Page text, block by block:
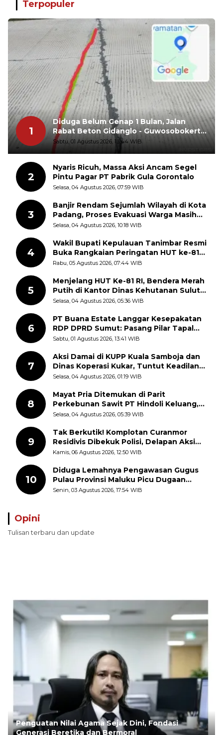
Terpopuler
1
Diduga Belum Genap 1 Bulan, Jalan
Rabat Beton Gidanglo - Guwosobokerto
Sudah Pecah
Sabtu, 01 Agustus 2026, 13:44 WIB
2
Nyaris Ricuh, Massa Aksi Ancam Segel
Pintu Pagar PT Pabrik Gula Gorontalo
Selasa, 04 Agustus 2026, 07:59 WIB
3
Banjir Rendam Sejumlah Wilayah di Kota
Padang, Proses Evakuasi Warga Masih
Berlangsung
Selasa, 04 Agustus 2026, 10:18 WIB
4
Wakil Bupati Kepulauan Tanimbar Resmi
Buka Rangkaian Peringatan HUT ke-81
Kemerdekaan RI, ASN Diajak Perkuat
Rabu, 05 Agustus 2026, 07:44 WIB
5
Menjelang HUT Ke-81 RI, Bendera Merah
Putih di Kantor Dinas Kehutanan Sulut
Disorot Warga
Selasa, 04 Agustus 2026, 05:36 WIB
6
PT Buana Estate Langgar Kesepakatan
RDP DPRD Sumut: Pasang Pilar Tapal
Batas Sepihak Tanpa Libatkan
Sabtu, 01 Agustus 2026, 13:41 WIB
7
Aksi Damai di KUPP Kuala Samboja dan
Dinas Koperasi Kukar, Tuntut Keadilan
dan Kesempatan Kerja yang Adil
Selasa, 04 Agustus 2026, 01:19 WIB
8
Mayat Pria Ditemukan di Parit
Perkebunan Sawit PT Hindoli Keluang,
Polisi Selidiki Penyebab Kematian
Selasa, 04 Agustus 2026, 05:39 WIB
9
Tak Berkutik! Komplotan Curanmor
Residivis Dibekuk Polisi, Delapan Aksi
Curanmor Di Candipuro Terungkap
Kamis, 06 Agustus 2026, 12:50 WIB
10
Diduga Lemahnya Pengawasan Gugus
Pulau Provinsi Maluku Picu Dugaan
Pungli terhadap Nelayan Bale-Bale di
Senin, 03 Agustus 2026, 17:54 WIB
Opini
Tulisan terbaru dan update
Penguatan Nilai Agama Sejak Dini, Fondasi
Generasi Beretika dan Bermoral